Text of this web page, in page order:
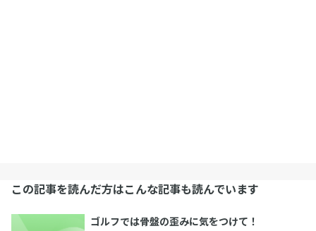
この記事を読んだ方はこんな記事も読んでいます
ゴルフでは骨盤の歪みに気をつけて！